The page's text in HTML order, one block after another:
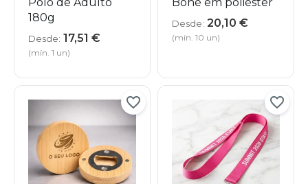
180g
Desde: 17,51 €
(mín. 1 un)
Desde: 20,10 €
(mín. 10 un)